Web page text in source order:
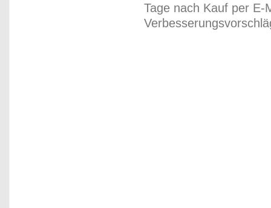
Tage nach Kauf per E-